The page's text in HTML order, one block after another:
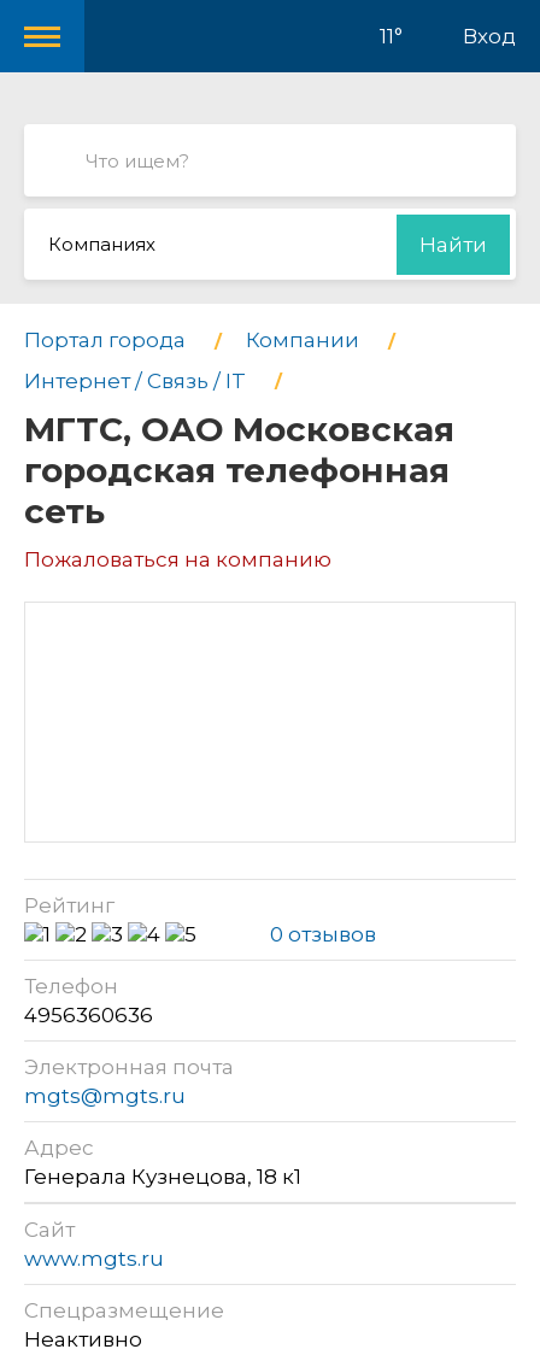
11° Вход
Компаниях Найти
Портал города
Компании
Интернет / Связь / IT
МГТС, ОАО Московская
городская телефонная
сеть
Пожаловаться на компанию
Рейтинг
0 отзывов
Телефон
4956360636
Электронная почта
mgts@mgts.ru
Адрес
Генерала Кузнецова, 18 к1
Сайт
www.mgts.ru
Спецразмещение
Неактивно